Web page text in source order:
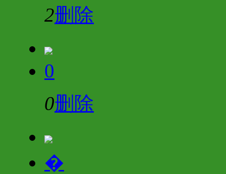
2删除
0
0删除
�